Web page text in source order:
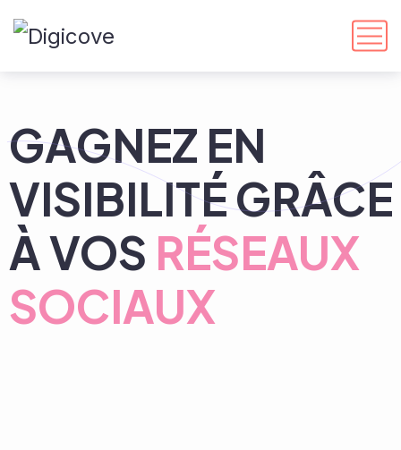
GAGNEZ EN
VISIBILITÉ GRÂCE
À VOS RÉSEAUX
SOCIAUX